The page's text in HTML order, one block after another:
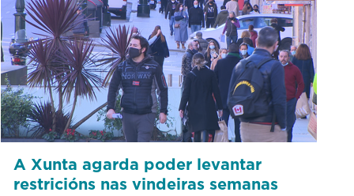
A Xunta agarda poder levantar
restricións nas vindeiras semanas